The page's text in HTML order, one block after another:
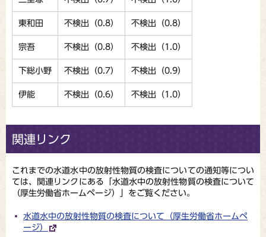
東和田 不検出（0.8） 不検出（0.8）
宗吾 不検出（0.8） 不検出（1.0）
下総小野 不検出（0.7） 不検出（0.9）
伊能 不検出（0.6） 不検出（1.0）
関連リンク
これまでの水道水中の放射性物質の検査についての通知等につい
ては、関連リンクにある「水道水中の放射性物質の検査について
（厚生労働省ホームページ）」をご覧ください。
水道水中の放射性物質の検査について（厚生労働省ホームペ
ージ）